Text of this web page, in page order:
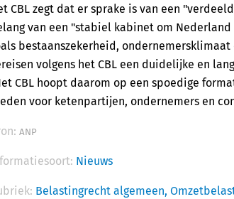
CBL zegt dat er sprake is van een
van een "stabiel kabinet om
bestaanszekerheid,
volgens het CBL een duidelijke en
CBL hoopt daarom op een spoedige
voor ketenpartijen, ondernemers en
ANP
Nieuws
Belastingrecht algemeen,